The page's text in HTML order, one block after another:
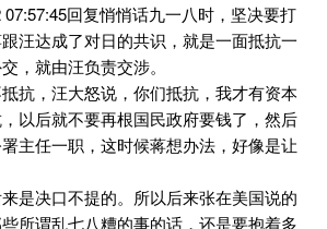
回复悄悄话九一八时，坚决要打
汪达成了对日的共识，就是一面抵抗一
，就由汪负责交涉。
抗，汪大怒说，你们抵抗，我才有资本
以后就不要再根国民政府要钱了，然后
主任一职，这时候蒋想办法，好像是让
是决口不提的。所以后来张在美国说的
所谓乱七八糟的事的话，还是要抱着多